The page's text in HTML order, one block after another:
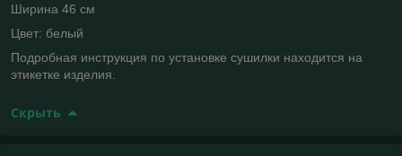
Ширина 46 см
Цвет: белый
Подробная инструкция по установке сушилки находится на
этикетке изделия.
Скрыть